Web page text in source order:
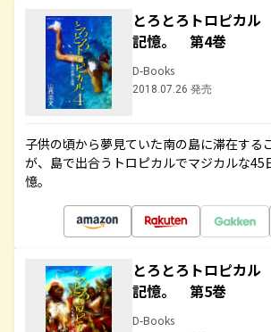
とろとろトロピカ
記憶。 第4巻
D-Books
2018.07.26 発売
子供の頃から夢見ていた南の島に滞在する
が、島で出合うトロピカルでマジカルな45
憶。
とろとろトロピカ
記憶。 第5巻
D-Books